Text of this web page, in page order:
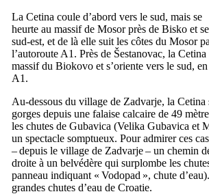
La Cetina coule d’abord vers le sud, mais se
heurte au massif de Mosorprès de Bisko et
sud-est, et de là elle suit les côtes du Mosor
l’autoroute A1. Près de Šestanovac, la Cetina
massif du Biokovo et s’oriente vers le sud,
A1.
Au-dessous du village de Zadvarje, la Cetina
gorges depuis une falaise calcaire de 49
les chutes de Gubavica (Velika Gubavica et
un spectacle somptueux. Pour admirer ces
– depuis le village de Zadvarje– un chemin
droite à un belvédère qui surplombe les
panneau indiquant « Vodopad », chute
grandes chutes d’eau de Croatie.